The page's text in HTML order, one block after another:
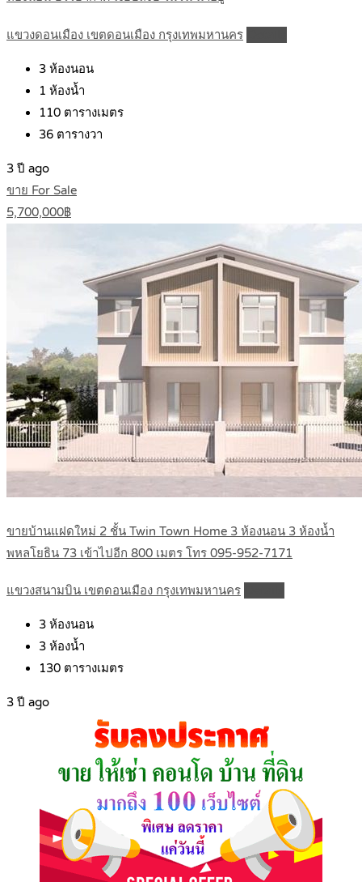
แขวงดอนเมือง เขตดอนเมือง กรุงเทพมหานคร
3 ห้องนอน
1 ห้องน้ำ
110 ตารางเมตร
36 ตารางวา
3 ปี ago
ขาย For Sale
5,700,000฿
ขายบ้านแฝดใหม่ 2 ชั้น Twin Town Home 3 ห้องนอน 3 ห้องน้ำ
พหลโยธิน 73 เข้าไปอีก 800 เมตร โทร 095-952-7171
แขวงสนามบิน เขตดอนเมือง กรุงเทพมหานคร
3 ห้องนอน
3 ห้องน้ำ
130 ตารางเมตร
3 ปี ago